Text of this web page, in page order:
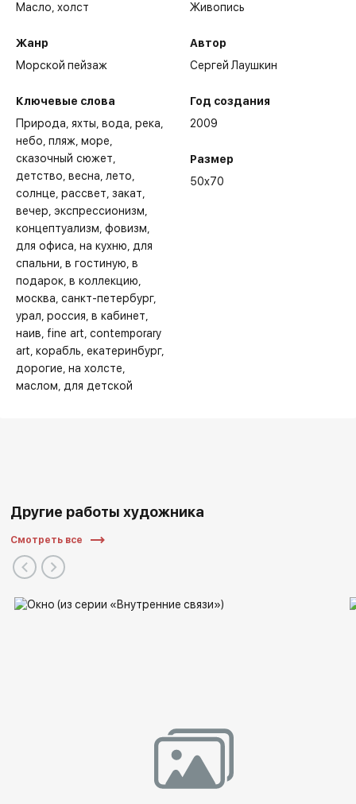
Масло,холст
Жанр
Морской пейзаж
Ключевые слова
Природа яхты вода река
небо пляж море
сказочный сюжет
детство весна лето
солнце рассвет закат
вечер экспрессионизм
концептуализм фовизм
для офиса на кухню для
спальни в гостиную в
подарок в коллекцию
москва санкт-петербург
урал россия в кабинет
наив fine art contemporary
art корабль екатеринбург
дорогие на холсте
маслом для детской
Живопись
Автор
Сергей Лаушкин
Год создания
2009
Размер
50x70
Другие работы художника
Смотреть все